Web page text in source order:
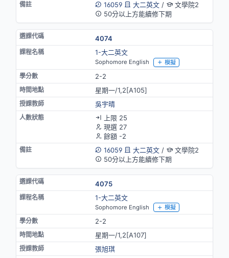
16059
大二英文/
文學院2
50分以上方能續修下期
4074
1-大二英文
Sophomore English 模擬
2-2
星期一/1,2[A105]
吳宇晴
上限 25
現選 27
餘額 -2
16059
大二英文/
文學院2
50分以上方能續修下期
4075
1-大二英文
Sophomore English 模擬
2-2
星期一/1,2[A107]
張旭琪